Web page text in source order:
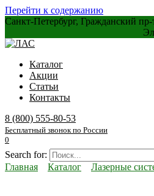
Перейти к содержанию
Санкт-Петербург, Гражданский пр-
Каталог
Акции
Статьи
Контакты
8 (800) 555-80-53
Бесплатный звонок по России
0
Search for:
Главная
Каталог Лазерные